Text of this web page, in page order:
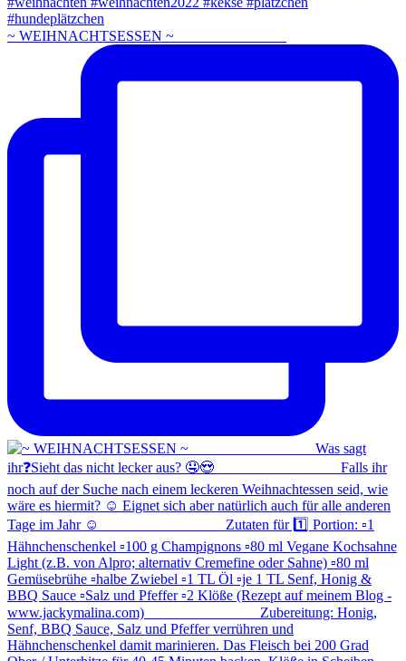
~ WEIHNACHTSESSEN ~ ⠀⠀⠀⠀⠀⠀⠀⠀⠀⠀